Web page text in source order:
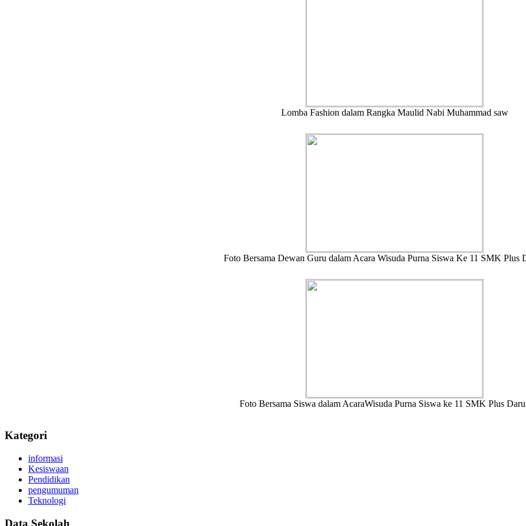
Lomba Fashion dalam Rangka Maulid Nabi Muhammad saw
Foto Bersama Dewan Guru dalam Acara Wisuda Purna Siswa Ke 11 SMK Plus
Foto Bersama Siswa dalam AcaraWisuda Purna Siswa ke 11 SMK Plus
Kategori
informasi
Kesiswaan
Pendidikan
pengumuman
Teknologi
Data Sekolah